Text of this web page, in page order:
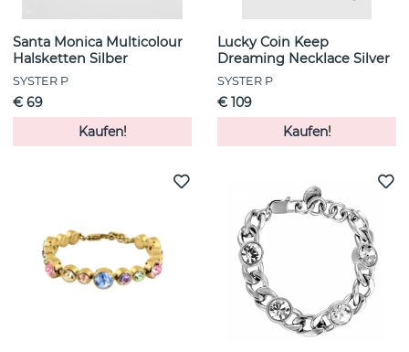
Santa Monica Multicolour
Halsketten Silber
SYSTER P
€ 69
Kaufen!
Lucky Coin Keep
Dreaming Necklace Silver
SYSTER P
€ 109
Kaufen!